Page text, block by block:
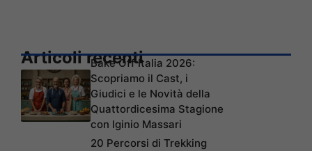
Articoli recentiBake Off Italia 2026:
Scopriamo il Cast, i
Giudici e le Novità della
Quattordicesima Stagione
con Iginio Massari
20 Percorsi di Trekking